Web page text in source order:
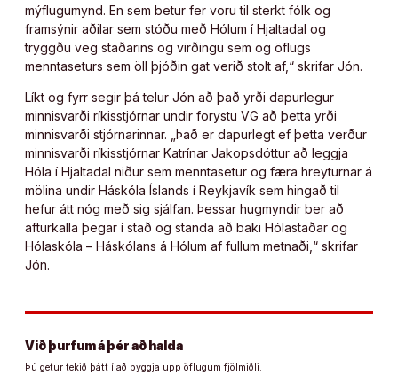
mýflugumynd. En sem betur fer voru til sterkt fólk og
framsýnir aðilar sem stóðu með Hólum í Hjaltadal og
tryggðu veg staðarins og virðingu sem og öflugs
menntaseturs sem öll þjóðin gat verið stolt af,“ skrifar Jón.
Líkt og fyrr segir þá telur Jón að það yrði dapurlegur
minnisvarði ríkisstjórnar undir forystu VG að þetta yrði
minnisvarði stjórnarinnar. „Það er dapurlegt ef þetta verður
minnisvarði ríkisstjórnar Katrínar Jakopsdóttur að leggja
Hóla í Hjaltadal niður sem menntasetur og færa hreyturnar á
mölina undir Háskóla Íslands í Reykjavík sem hingað til
hefur átt nóg með sig sjálfan. Þessar hugmyndir ber að
afturkalla þegar í stað og standa að baki Hólastaðar og
Hólaskóla – Háskólans á Hólum af fullum metnaði,“ skrifar
Jón.
Við þurfum á þér að halda
Þú getur tekið þátt í að byggja upp öflugum fjölmiðli.